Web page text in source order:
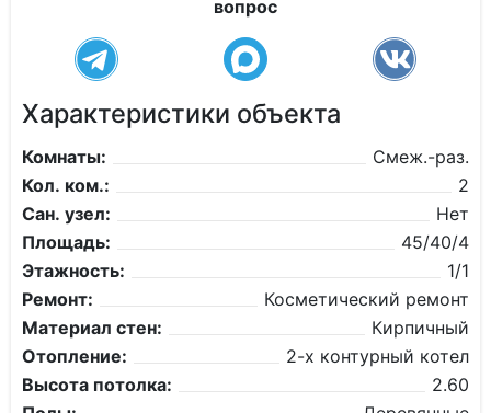
вопрос
Характеристики объекта
Комнаты:
Смеж.-раз.
Кол. ком.:
2
Сан. узел:
Нет
Площадь:
45/40/4
Этажность:
1/1
Ремонт:
Косметический ремонт
Материал стен:
Кирпичный
Отопление:
2-х контурный котел
Высота потолка:
2.60